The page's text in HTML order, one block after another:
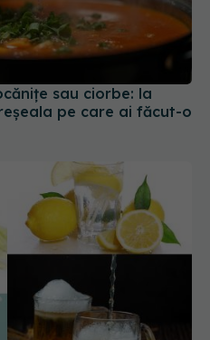
sau ciorbe: la
pe care ai făcut-o